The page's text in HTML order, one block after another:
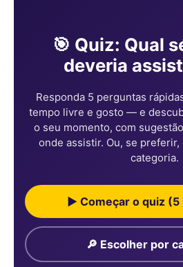
🎯 Quiz: Qual
deveria
Responda 5 perguntas
tempo livre e gosto — e
o seu momento, com
onde assistir. Ou, se
categoria.
▶ Começar o quiz (5
🔎 Escolher por